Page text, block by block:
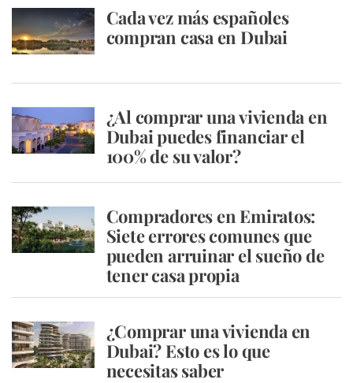
Cada vez más españoles
compran casa en Dubai
¿Al comprar una vivienda en
Dubai puedes financiar el
100% de su valor?
Compradores en Emiratos:
Siete errores comunes que
pueden arruinar el sueño de
tener casa propia
¿Comprar una vivienda en
Dubai? Esto es lo que
necesitas saber